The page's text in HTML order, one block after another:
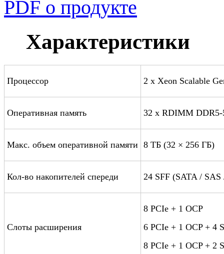
PDF о продукте
Характеристики
Процессор 2 x Xeon Scalable
Оперативная память 32 x RDIMM DDR5-
Макс. объем оперативной памяти 8 ТБ (32 × 256 ГБ)
Кол-во накопителей спереди 24 SFF (SATA /
Слоты расширения
8 PCIe + 1 OCP
6 PCIe + 1 OCP + 4
8 PCIe + 1 OCP + 2